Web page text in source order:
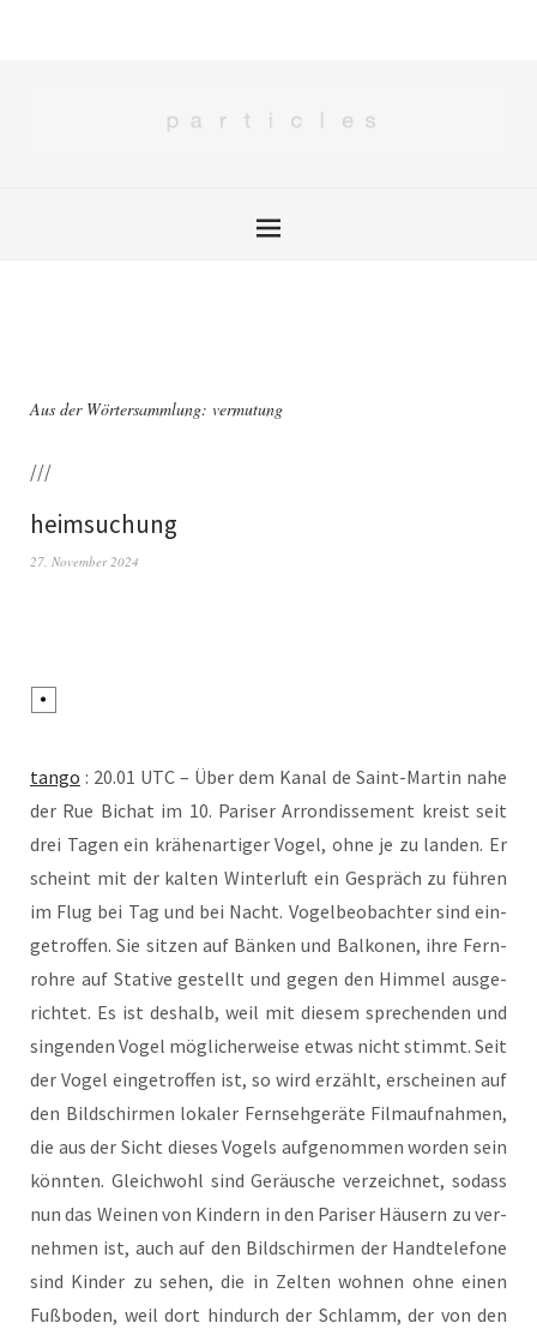
Aus der Wörtersammlung: vermutung
///
heimsuchung
27. November 2024
tan­go : 20.01 UTC – Über dem Kanal de Saint-Mar­tin nahe
der Rue Bichat im 10. Pari­ser Arron­dis­se­ment kreist seit
drei Tagen ein krä­hen­ar­ti­ger Vogel, ohne je zu lan­den. Er
scheint mit der kal­ten Win­ter­luft ein Gespräch zu füh­ren
im Flug bei Tag und bei Nacht. Vogel­be­ob­ach­ter sind ein­
ge­trof­fen. Sie sit­zen auf Bän­ken und Bal­ko­nen, ihre Fern­
roh­re auf Sta­ti­ve gestellt und gegen den Him­mel aus­ge­
rich­tet. Es ist des­halb, weil mit die­sem spre­chen­den und
sin­gen­den Vogel mög­li­cher­wei­se etwas nicht stimmt. Seit
der Vogel ein­ge­trof­fen ist, so wird erzählt, erschei­nen auf
den Bild­schir­men loka­ler Fern­seh­ge­rä­te Film­auf­nah­men,
die aus der Sicht die­ses Vogels auf­ge­nom­men wor­den sein
könn­ten. Gleich­wohl sind Geräu­sche ver­zeich­net, sodass
nun das Wei­nen von Kin­dern in den Pari­ser Häu­sern zu ver­
neh­men ist, auch auf den Bild­schir­men der Hand­te­le­fo­ne
sind Kin­der zu sehen, die in Zel­ten woh­nen ohne einen
Fuß­bo­den, weil dort hin­durch der Schlamm, der von den